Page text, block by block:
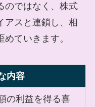
のではなく、株式
アスと連鎖し、相
ていきます。
内容
の利益を得る喜